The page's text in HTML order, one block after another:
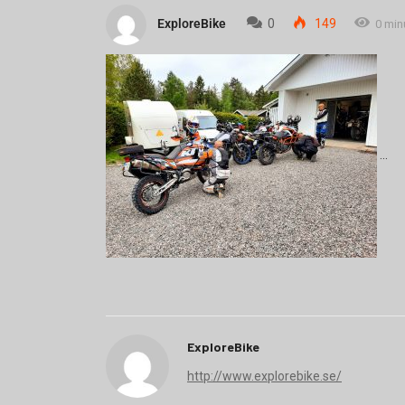
ExploreBike 0 149 0
ExploreBike
http://www.explorebike.se/